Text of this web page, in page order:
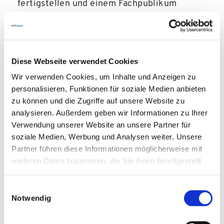
Diese Webseite verwendet Cookies
Wir verwenden Cookies, um Inhalte und Anzeigen zu
personalisieren, Funktionen für soziale Medien anbieten
zu können und die Zugriffe auf unsere Website zu
analysieren. Außerdem geben wir Informationen zu Ihrer
Verwendung unserer Website an unsere Partner für
soziale Medien, Werbung und Analysen weiter. Unsere
Partner führen diese Informationen möglicherweise mit
weiteren Daten zusammen, die Sie ihnen bereitgestellt
Notwendig
fertigstellen und einem Fachpublikum
präsentieren. Zu ihrem Forschungsthema
und Stipendium sagt Alessandra Holzem:
Immunreaktion entkommen können. Mein
Projekt soll dazu beitragen, die Grenzen der
T-Zell-Antwort in Krebsbehandlungen zu
überwinden. Ein wahnsinnig spannendes und
dynamisches Feld, dass Erfolge in der
Behandlung von akuter lymphatischer
Leukämie und Non-Hodgkin-Lymphomen
zeigt, aber auch vielversprechende
Möglichkeiten für weitere Tumorentitäten
Hämatologie und Onkologie (DGHO) sowie